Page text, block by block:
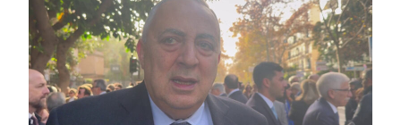
Mattarella,
Lagalla
“Testimone
eroico
di
un